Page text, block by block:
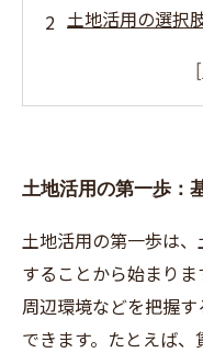
土地活用の選択
成功する土地活
は？
土地活用から売
いためのポイン
プロが教える！
るテクニック
土地活用の第一歩：
土地活用の第一歩は
することから始まりま
周辺環境などを把握
できます。たとえば